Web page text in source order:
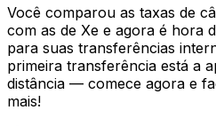
Você comparou as taxas de
com as de Xe e agora é hora
para suas transferências
primeira transferência está a
distância — comece agora e
mais!